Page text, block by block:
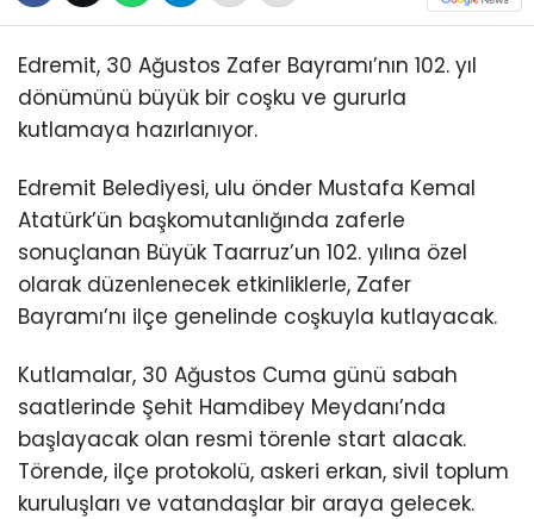
Edremit, 30 Ağustos Zafer Bayramı’nın 102. yıl
dönümünü büyük bir coşku ve gururla
kutlamaya hazırlanıyor.
Edremit Belediyesi, ulu önder Mustafa Kemal
Atatürk’ün başkomutanlığında zaferle
sonuçlanan Büyük Taarruz’un 102. yılına özel
olarak düzenlenecek etkinliklerle, Zafer
Bayramı’nı ilçe genelinde coşkuyla kutlayacak.
Kutlamalar, 30 Ağustos Cuma günü sabah
saatlerinde Şehit Hamdibey Meydanı’nda
başlayacak olan resmi törenle start alacak.
Törende, ilçe protokolü, askeri erkan, sivil toplum
kuruluşları ve vatandaşlar bir araya gelecek.